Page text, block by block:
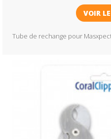
VOIR
Tube de rechange pour